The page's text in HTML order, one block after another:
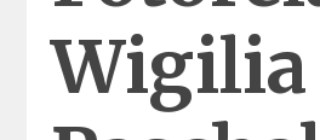
Wigilia